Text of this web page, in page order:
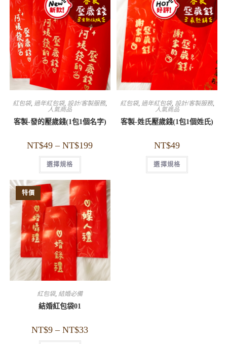
紅包袋, 過年紅包袋, 設計/客製服務,
人氣商品
客製-發的壓歲錢(1包1個名字)
NT$49 –NT$199
選擇規格
紅包袋, 過年紅包袋, 設計/客製服務,
人氣商品
客製-姓氏壓歲錢(1包1個姓氏)
NT$49
選擇規格
特價
紅包袋, 結婚必備
結婚紅包袋01
NT$9 –NT$33